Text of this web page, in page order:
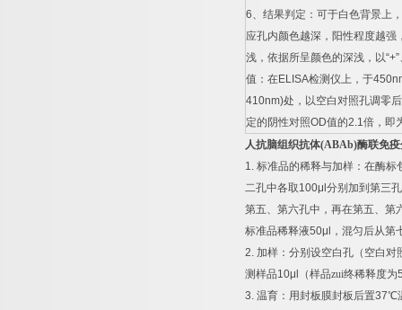
6、结果判定：可于白色背景上
应孔内颜色越深，阳性程度越强
浅，依据所呈颜色的深浅，以“+”
值：在ELISA检测仪上，于
410nm)处，以空白对照孔调零
定的阴性对照OD值的2.1倍，即
人抗脑组织抗体(ABAb)酶联免
1. 标准品的稀释与加样：在酶标
二孔中各取100μl 分别加到第三
第五、第六孔中，再在第五、第
标准品稀释液50μl
，混匀后从第
2. 加样：分别设空白孔（空白
测样品10μl （样品zui终稀释度为
3. 温育：用封板膜封板后置37℃